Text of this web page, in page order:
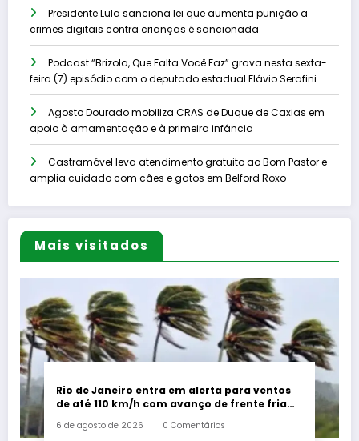
Presidente Lula sanciona lei que aumenta punição a
crimes digitais contra crianças é sancionada
Podcast “Brizola, Que Falta Você Faz” grava nesta sexta-
feira (7) episódio com o deputado estadual Flávio Serafini
Agosto Dourado mobiliza CRAS de Duque de Caxias em
apoio à amamentação e à primeira infância
Castramóvel leva atendimento gratuito ao Bom Pastor e
amplia cuidado com cães e gatos em Belford Roxo
Mais visitados
Rio de Janeiro entra em alerta para ventos
de até 110 km/h com avanço de frente fria
6 de agosto de 2026 0 Comentários